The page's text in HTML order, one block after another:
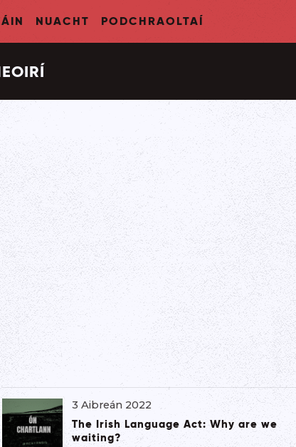
NUACHT PODCHRAOLTAÍ
3 Aibreán 2022
The Irish Language Act: Why are we
waiting?